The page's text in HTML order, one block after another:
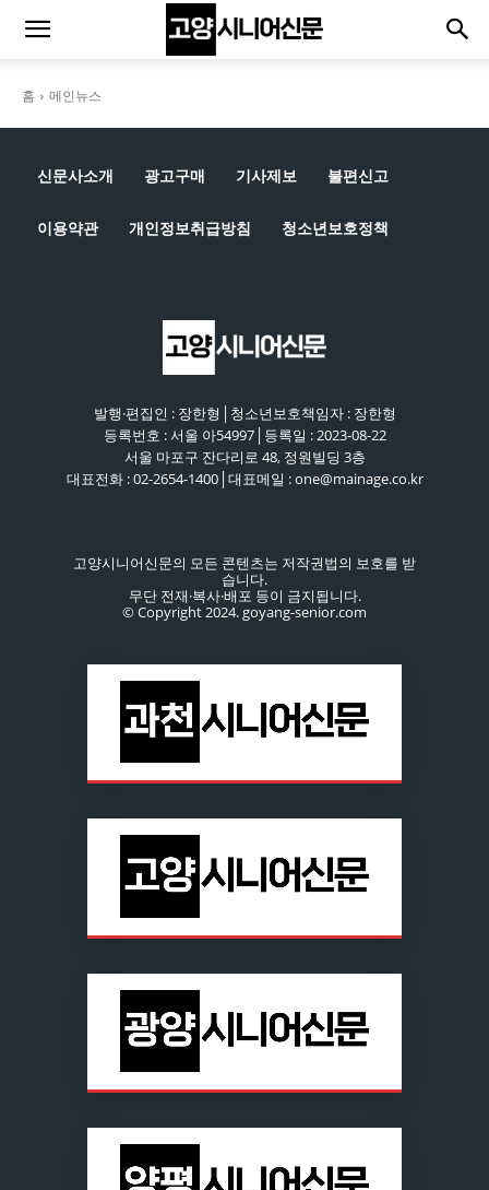
홈 메인뉴스
신문사소개 광고구매 기사제보 불편신고
이용약관 개인정보취급방침 청소년보호정책
발행·편집인 : 장한형│청소년보호책임자 : 장한형
등록번호 : 서울 아54997│등록일 : 2023-08-22
서울 마포구 잔다리로 48, 정원빌딩 3층
대표전화 : 02-2654-1400│대표메일 : one@mainage.co.kr
고양시니어신문의 모든 콘텐츠는 저작권법의 보호를 받
습니다.
무단 전재·복사·배포 등이 금지됩니다.
© Copyright 2024. goyang-senior.com